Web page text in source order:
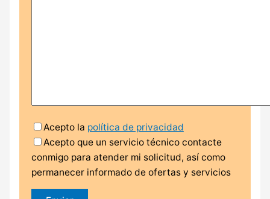
Acepto la política de privacidad
Acepto que un servicio técnico contacte
conmigo para atender mi solicitud, así como
permanecer informado de ofertas y servicios